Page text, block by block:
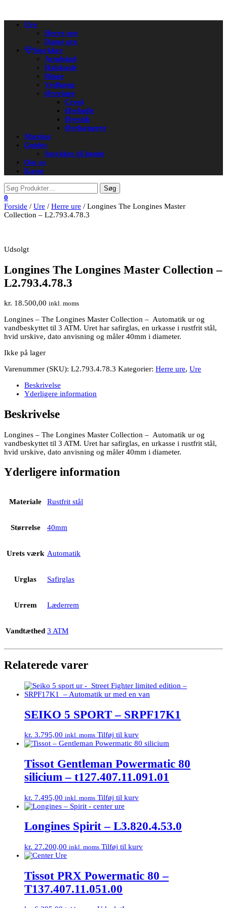
navigation
Ure
Herre ure
Dame ure
Smykker
Armbånd
Halskæde
Ringe
Vedhæng
Øreringe
Creol
Ørebøjle
Ørestik
Ørehængere
Mærker
Guides
Smykker til hende
Om os
Kasse
0
Forside / Ure / Herre ure / Longines The Longines Master
Collection – L2.793.4.78.3
Udsolgt
Longines The Longines Master Collection –
L2.793.4.78.3
kr. 18.500,00 inkl. moms
Longines – The Longines Master Collection – Automatik ur og
vandbeskyttet til 3 ATM. Uret har safirglas, en urkasse i rustfrit stål,
hvid urskive, dato anvisning og måler 40mm i diameter.
Ikke på lager
Varenummer (SKU): L2.793.4.78.3 Kategorier: Herre ure, Ure
Beskrivelse
Yderligere information
Beskrivelse
Longines – The Longines Master Collection – Automatik ur og
vandbeskyttet til 3 ATM. Uret har safirglas, en urkasse i rustfrit stål,
hvid urskive, dato anvisning og måler 40mm i diameter.
Yderligere information
Materiale Rustfrit stål
Størrelse 40mm
Urets værk Automatik
Urglas Safirglas
Urrem Læderrem
Vandtæthed 3 ATM
Relaterede varer
SEIKO 5 SPORT – SRPF17K1
kr. 3.795,00 inkl. moms Tilføj til kurv
Tissot Gentleman Powermatic 80
silicium – t127.407.11.091.01
kr. 7.495,00 inkl. moms Tilføj til kurv
Longines Spirit – L3.820.4.53.0
kr. 27.200,00 inkl. moms Tilføj til kurv
Tissot PRX Powermatic 80 –
T137.407.11.051.00